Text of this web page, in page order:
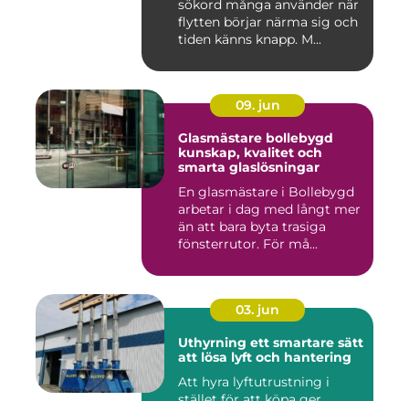
sökord många använder när
flytten börjar närma sig och
tiden känns knapp. M...
09. jun
Glasmästare bollebygd
kunskap, kvalitet och
smarta glaslösningar
En glasmästare i Bollebygd
arbetar i dag med långt mer
än att bara byta trasiga
fönsterrutor. För må...
03. jun
Uthyrning ett smartare sätt
att lösa lyft och hantering
Att hyra lyftutrustning i